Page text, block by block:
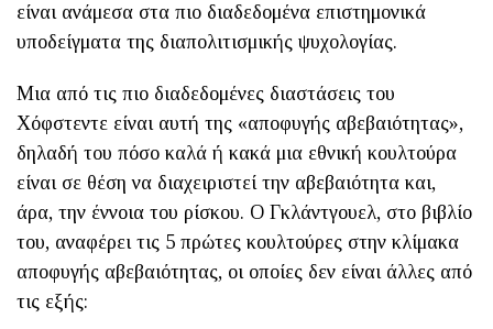
είναι ανάμεσα στα πιο διαδεδομένα επιστημονικά
υποδείγματα της διαπολιτισμικής ψυχολογίας.
Μια από τις πιο διαδεδομένες διαστάσεις του
Χόφστεντε είναι αυτή της «αποφυγής αβεβαιότητας»,
δηλαδή του πόσο καλά ή κακά μια εθνική κουλτούρα
είναι σε θέση να διαχειριστεί την αβεβαιότητα και,
άρα, την έννοια του ρίσκου. Ο Γκλάντγουελ, στο βιβλίο
του, αναφέρει τις 5 πρώτες κουλτούρες στην κλίμακα
αποφυγής αβεβαιότητας, οι οποίες δεν είναι άλλες από
τις εξής: